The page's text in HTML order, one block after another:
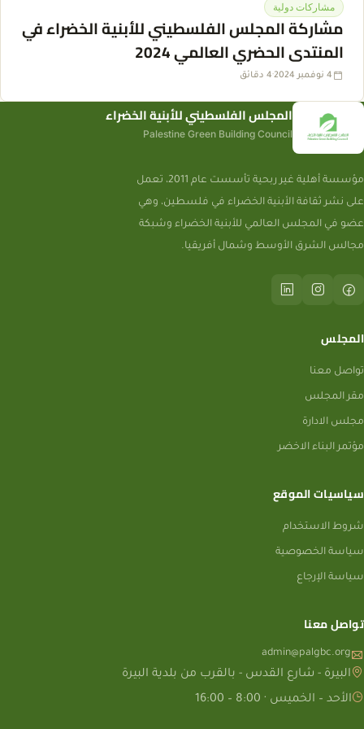
مشاركات دولية
مشاركة المجلس الفلسطيني للأبنية الخضراء في
المنتدى الحضري العالمي 2024
4 نوفمبر 2024 ·4 دقائق
المجلس الفلسطيني للأبنية الخضراء
Palestine Green Building Council
مؤسسة أهلية غير ربحية تأسست عام 2011، تعمل
على نشر ثقافة الأبنية الخضراء في فلسطين، وهي
عضو في المجلس العالمي للأبنية الخضراء وشبكة
مجالس الشرق الأوسط وشمال أفريقيا.
المجلس
تواصل معنا
مقر المجلس
مجلس الادارة
مؤتمر البناء الاخضر
سياسيات الموقع
شروط الاستخدام
سياسة الخصوصية
سياسة الإرجاع
تواصل معنا
admin@palgbc.org
البيرة - شارع القدس - بالقرب من بلدية البيرة
الأحد – الخميس · 8:00 – 16:00